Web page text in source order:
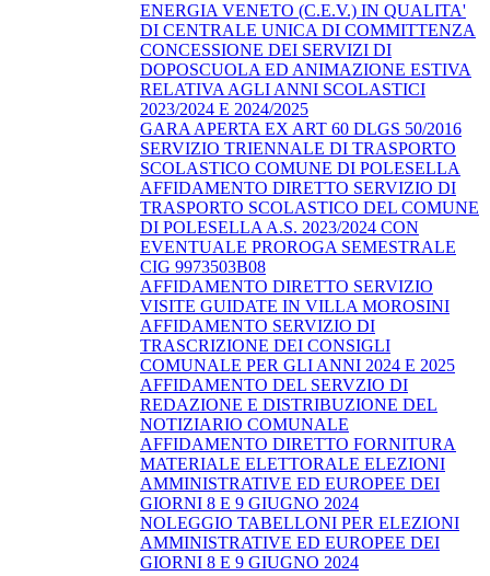
ENERGIA VENETO (C.E.V.) IN QUALITA'
DI CENTRALE UNICA DI COMMITTENZA
CONCESSIONE DEI SERVIZI DI
DOPOSCUOLA ED ANIMAZIONE ESTIVA
RELATIVA AGLI ANNI SCOLASTICI
2023/2024 E 2024/2025
GARA APERTA EX ART 60 DLGS 50/2016
SERVIZIO TRIENNALE DI TRASPORTO
SCOLASTICO COMUNE DI POLESELLA
AFFIDAMENTO DIRETTO SERVIZIO DI
TRASPORTO SCOLASTICO DEL COMUNE
DI POLESELLA A.S. 2023/2024 CON
EVENTUALE PROROGA SEMESTRALE
CIG 9973503B08
AFFIDAMENTO DIRETTO SERVIZIO
VISITE GUIDATE IN VILLA MOROSINI
AFFIDAMENTO SERVIZIO DI
TRASCRIZIONE DEI CONSIGLI
COMUNALE PER GLI ANNI 2024 E 2025
AFFIDAMENTO DEL SERVZIO DI
REDAZIONE E DISTRIBUZIONE DEL
NOTIZIARIO COMUNALE
AFFIDAMENTO DIRETTO FORNITURA
MATERIALE ELETTORALE ELEZIONI
AMMINISTRATIVE ED EUROPEE DEI
GIORNI 8 E 9 GIUGNO 2024
NOLEGGIO TABELLONI PER ELEZIONI
AMMINISTRATIVE ED EUROPEE DEI
GIORNI 8 E 9 GIUGNO 2024